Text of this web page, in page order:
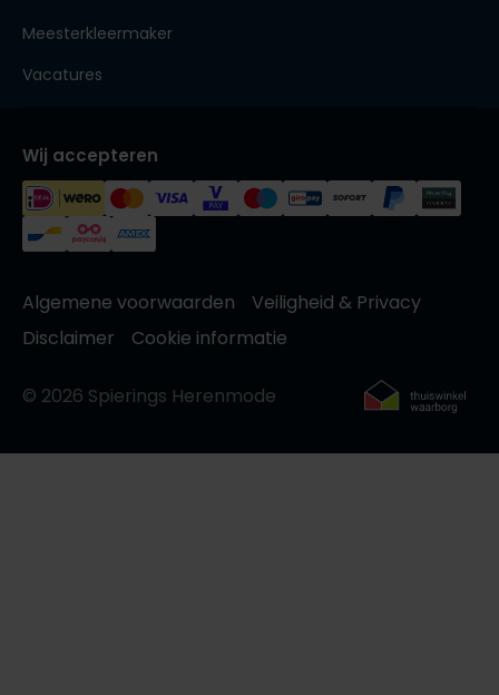
Meesterkleermaker
Vacatures
Wij accepteren
Algemene voorwaarden
Veiligheid & Privacy
Disclaimer
Cookie informatie
© 2026 Spierings Herenmode